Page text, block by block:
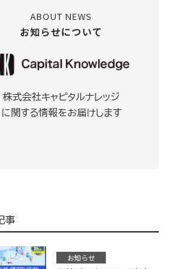
ABOUT NEWS
お知らせについて
株式会社キャピタルナレッジ
に関する情報をお届けします
事
お知らせ